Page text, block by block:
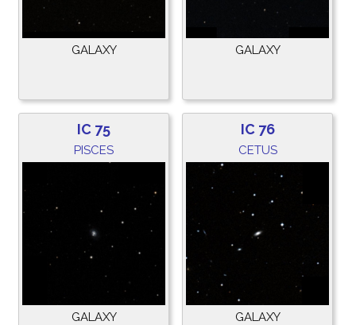
GALAXY GALAXY
IC 75
PISCES
GALAXY
IC 76
CETUS
GALAXY